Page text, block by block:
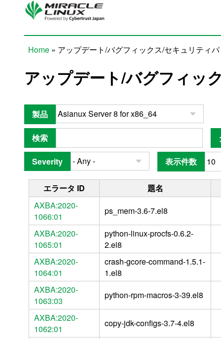
Skip to main content
Home » アップデート/バグフィックス/セキュリティ
アップデート/バグフィッ
製品
検索
Severity 表示件数
エラータ ID
題名
AXBA:2020-
1066:01
ps_mem-3.6-7.el8
AXBA:2020-
1065:01
python-linux-procfs-0.6.2-
2.el8
AXBA:2020-
1064:01
crash-gcore-command-1.5.1-
1.el8
AXBA:2020-
1063:03
python-rpm-macros-3-39.el8
AXBA:2020-
1062:01
copy-jdk-configs-3.7-4.el8